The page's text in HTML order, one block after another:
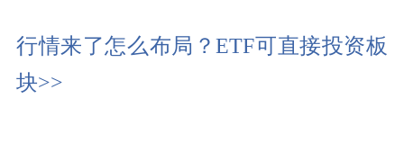
行情来了怎么布局？ETF可直接投资板
块>>